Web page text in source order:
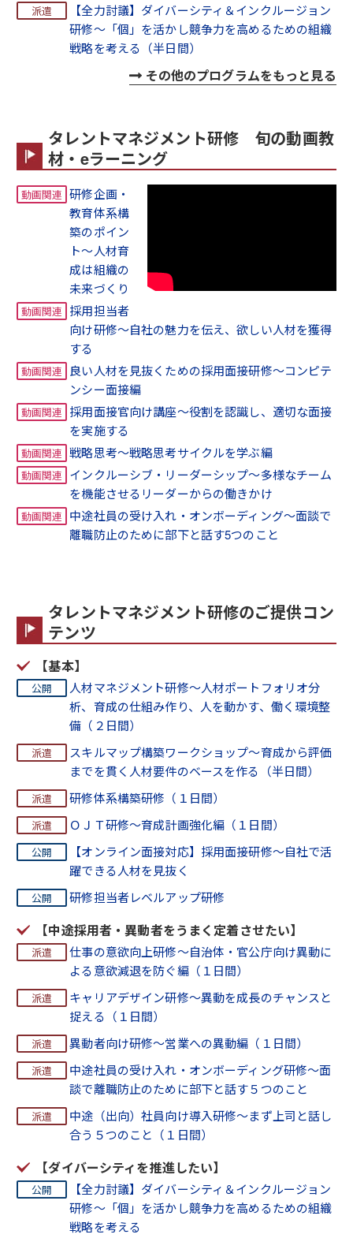
【全力討議】ダイバーシティ＆インクルージョン
研修～「個」を活かし競争力を高めるための組織
戦略を考える（半日間）
その他のプログラムをもっと見る
タレントマネジメント研修 旬の動画教
材・eラーニング
研修企画・
教育体系構
築のポイン
ト～人材育
成は組織の
未来づくり
採用担当者
向け研修～自社の魅力を伝え、欲しい人材を獲得
する
良い人材を見抜くための採用面接研修～コンピテ
ンシー面接編
採用面接官向け講座～役割を認識し、適切な面接
を実施する
戦略思考～戦略思考サイクルを学ぶ編
インクルーシブ・リーダーシップ～多様なチーム
を機能させるリーダーからの働きかけ
中途社員の受け入れ・オンボーディング～面談で
離職防止のために部下と話す5つのこと
タレントマネジメント研修のご提供コン
テンツ
【基本】
人材マネジメント研修～人材ポートフォリオ分
析、育成の仕組み作り、人を動かす、働く環境整
備（２日間）
スキルマップ構築ワークショップ～育成から評価
までを貫く人材要件のベースを作る（半日間）
研修体系構築研修（１日間）
ＯＪＴ研修～育成計画強化編（１日間）
【オンライン面接対応】採用面接研修～自社で活
躍できる人材を見抜く
研修担当者レベルアップ研修
【中途採用者・異動者をうまく定着させたい】
仕事の意欲向上研修～自治体・官公庁向け異動に
よる意欲減退を防ぐ編（１日間）
キャリアデザイン研修～異動を成長のチャンスと
捉える（１日間）
異動者向け研修～営業への異動編（１日間）
中途社員の受け入れ・オンボーディング研修～面
談で離職防止のために部下と話す５つのこと
中途（出向）社員向け導入研修～まず上司と話し
合う５つのこと（１日間）
【ダイバーシティを推進したい】
【全力討議】ダイバーシティ＆インクルージョン
研修～「個」を活かし競争力を高めるための組織
戦略を考える